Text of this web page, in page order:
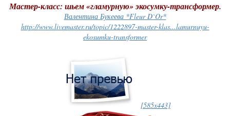
Мастер-класс: шьем «гламурную» экосумку-трансформер.
Валентина Букеева *Fleur D`Or*
http://www.livemaster.ru/topic/1222897-master-klas...lamurnuyu-
ekosumku-transformer
[585x443]